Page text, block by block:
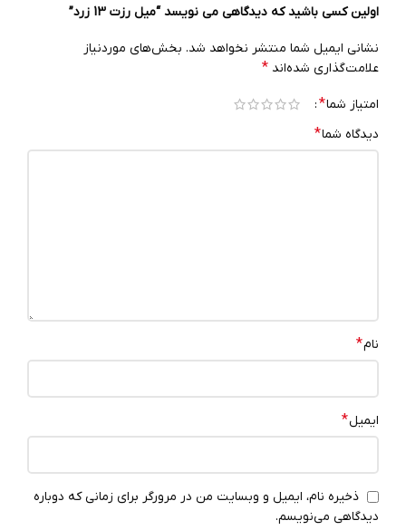
اولین کسی باشید که دیدگاهی می نویسد “میل رزت 13 زرد”
نشانی ایمیل شما منتشر نخواهد شد. بخش‌های موردنیاز
علامت‌گذاری شده‌اند *
امتیاز شما*
دیدگاه شما*
نام*
ایمیل*
ذخیره نام، ایمیل و وبسایت من در مرورگر برای زمانی که دوباره
دیدگاهی می‌نویسم.